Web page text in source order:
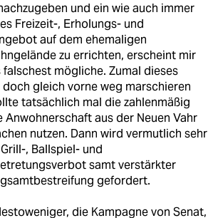
und ein wie auch immer
Freizeit-, Erholungs- und
auf dem ehemaligen
zu errichten, erscheint mir
falschest mögliche. Zumal dieses
doch gleich vorne weg marschieren
tatsächlich mal die zahlenmäßig
Anwohnerschaft aus der Neuen Vahr
nutzen. Dann wird vermutlich sehr
, Ballspiel- und
samt verstärkter
gefordert.
die Kampagne von Senat,